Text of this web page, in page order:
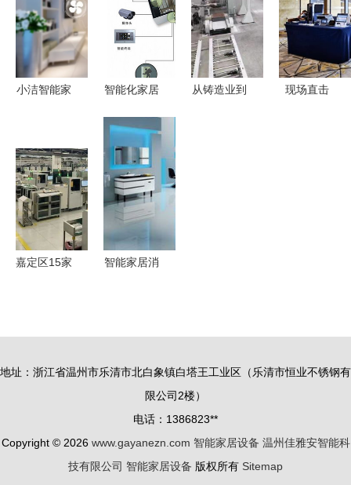
智能生活新
篇章
以卓越设计
引领智能清
洁新体验
的飞跃
新篇章
小洁智能家
技钥匙
智能化家居
荐与选购指
南 打造智
慧生活新体
验
从铸造业到
现场直击
嘉定区15家
级
智能家居消
地址：浙江省温州市乐清市北白象镇白塔王工业区（乐清市恒业不锈钢有
限公司2楼）
电话：1386823**
Copyright © 2026 www.gayanezn.com 智能家居设备 温州佳雅安智能科
技有限公司 智能家居设备 版权所有 Sitemap